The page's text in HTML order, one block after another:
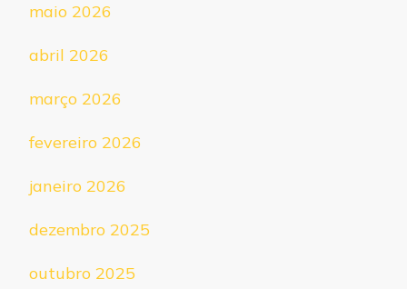
maio 2026
abril 2026
março 2026
fevereiro 2026
janeiro 2026
dezembro 2025
outubro 2025